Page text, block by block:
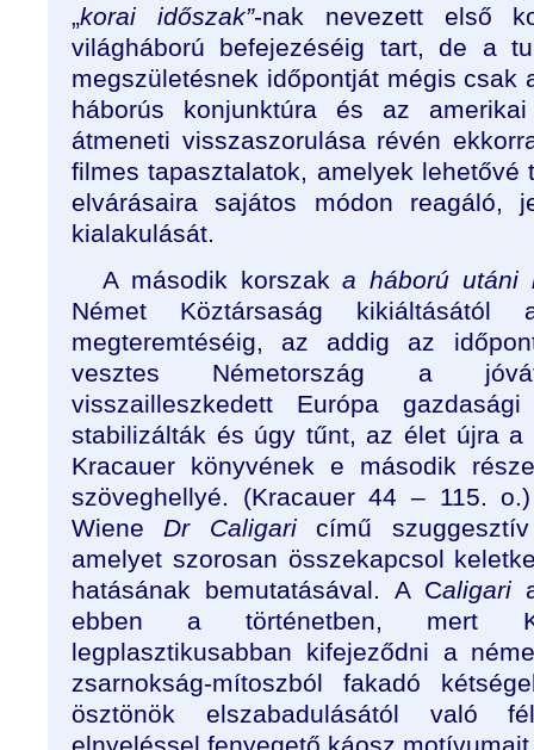
„korai időszak”-nak nevezett első
világháború befejezéséig tart, de a
megszületésnek időpontját mégis csak
háborús konjunktúra és az
átmeneti visszaszorulása révén
filmes tapasztalatok, amelyek lehetővé
elvárásaira sajátos módon reagáló,
kialakulását.
A második korszaka háború utáni
Német Köztársaság kikiáltásától
megteremtéséig, az addig az
vesztes Németország a
visszailleszkedett Európa
stabilizálták és úgy tűnt, az élet újra a
Kracauer könyvének e második
szöveghellyé. (Kracauer 44 – 115. o.)
Wiene Dr Caligari című
amelyet szorosan összekapcsol
hatásának bemutatásával. A Caligari
ebben a történetben, mert
legplasztikusabban kifejeződni a
zsarnokság-mítoszból fakadó
ösztönök elszabadulásától való
elnyeléssel fenyegető káosz